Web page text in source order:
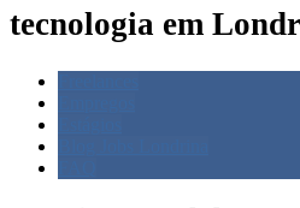
tecnologia em